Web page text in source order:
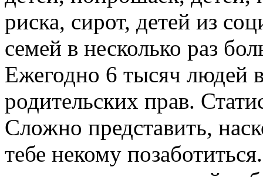
риска, сирот, детей из
семей в несколько раз
Ежегодно 6 тысяч людей
родительских прав.
Сложно представить,
тебе некому